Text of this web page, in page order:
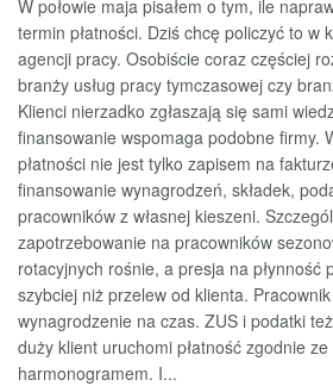
W połowie maja pisałem o tym, ile
termin płatności. Dziś chcę policzyć to w
agencji pracy. Osobiście coraz częściej
branży usług pracy tymczasowej czy
Klienci nierzadko zgłaszają się sami
finansowanie wspomaga podobne firmy.
płatności nie jest tylko zapisem na
finansowanie wynagrodzeń, składek,
pracowników z własnej kieszeni.
zapotrzebowanie na pracowników
rotacyjnych rośnie, a presja na płynność
szybciej niż przelew od klienta.
wynagrodzenie na czas. ZUS i podatki
duży klient uruchomi płatność zgodnie ze
harmonogramem. I...